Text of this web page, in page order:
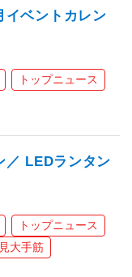
イベントカレン
トップニュース
／ LEDランタン
トップニュース
大手筋